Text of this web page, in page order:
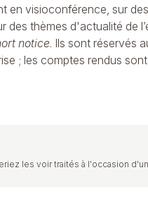
en visioconférence, sur
des thèmes d'actualité de
notice. Ils sont réservés
; les comptes rendus
les voir traités à l'occasion